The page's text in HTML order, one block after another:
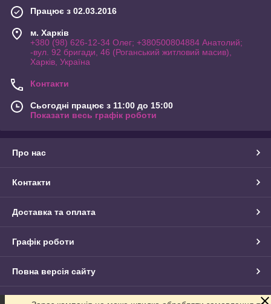
Працює з 02.03.2016
м. Харків
+380 (98) 626-12-34 Олег; +380500804884 Анатолий;
-вул. 92 бригади, 46 (Роганський житловий масив),
Харків, Україна
Контакти
Сьогодні працює з 11:00 до 15:00
Показати весь графік роботи
Про нас
Контакти
Доставка та оплата
Графік роботи
Повна версія сайту
Сайт створено на маркетплейсі Prom.ua